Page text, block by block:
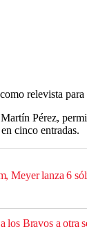
relevista
Pérez,
cinco entradas.
Meyer lanza 6
los Bravos a otra